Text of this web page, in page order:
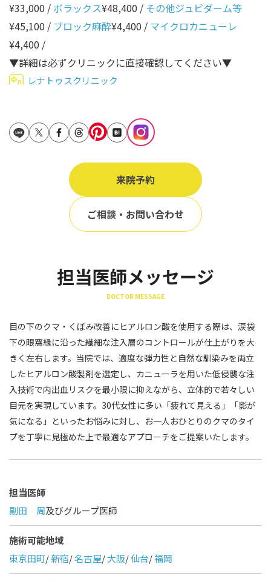
口角
顎
首
ヒアルロン酸リフトアッ
立ち耳
鎖骨
10代
30代
60代
80代
東京
名古屋
仙台
福岡
¥33,000 / ボラックス¥48,400 / その他ジュビダーム等
¥45,100 / ブロック麻酔¥4,400 / マイクロカニューレ
¥4,400 /
▼詳細は必ずクリニックに直接確認してください▼
レナトゥスクリニック
来院予約
ご相談・お問い合わせ
担当医師メッセージ
DOCTOR MESSAGE
目の下のクマ・くぼみ改善にヒアルロン酸を使用する際は、涙袋
下の眼窩縁に沿った繊細な注入層のコントロールが仕上がりを大
きく左右します。当院では、適度な弾力性と自然な馴染みを両立
したヒアルロン酸製剤を選定し、カニューラを用いた低侵襲な注
入技術で内出血リスクを最小限に抑えながら、立体的で若々しい
目元を実現しています。30代女性に多い「疲れて見える」「影が
気になる」といったお悩みに対し、お一人おひとりのクマのタイ
プを丁寧に見極めた上で最適なアプローチをご提案いたします。
担当医師
副田 周及びグループ医師
施術可能地域
東京田町/新宿/名古屋/大阪/仙台/福岡